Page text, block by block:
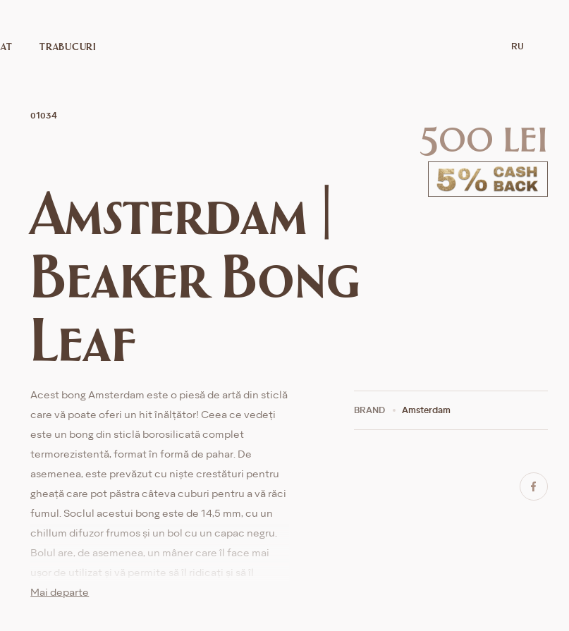
TRABUCURI RU
01034
Amsterdam |
Beaker Bong
Leaf
500 lei
Acest bong Amsterdam este o piesă de artă din sticlă
care vă poate oferi un hit înălțător! Ceea ce vedeți
este un bong din sticlă borosilicată complet
termorezistentă, format în formă de pahar. De
asemenea, este prevăzut cu niște crestături pentru
gheață care pot păstra câteva cuburi pentru a vă răci
fumul. Soclul acestui bong este de 14,5 mm, cu un
chillum difuzor frumos și un bol cu un capac negru.
Bolul are, de asemenea, un mâner care îl face mai
ușor de utilizat și vă permite să îl ridicați și să îl
curățați cu ușurință. Cu lucrarea de artă Banksy
Mai departe
BRAND Amsterdam